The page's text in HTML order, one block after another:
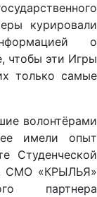
курировали
о
чтобы эти Игры
только самые
волонтёрами
имели опыт
Студенческой
СМО «КРЫЛЬЯ»
партнера